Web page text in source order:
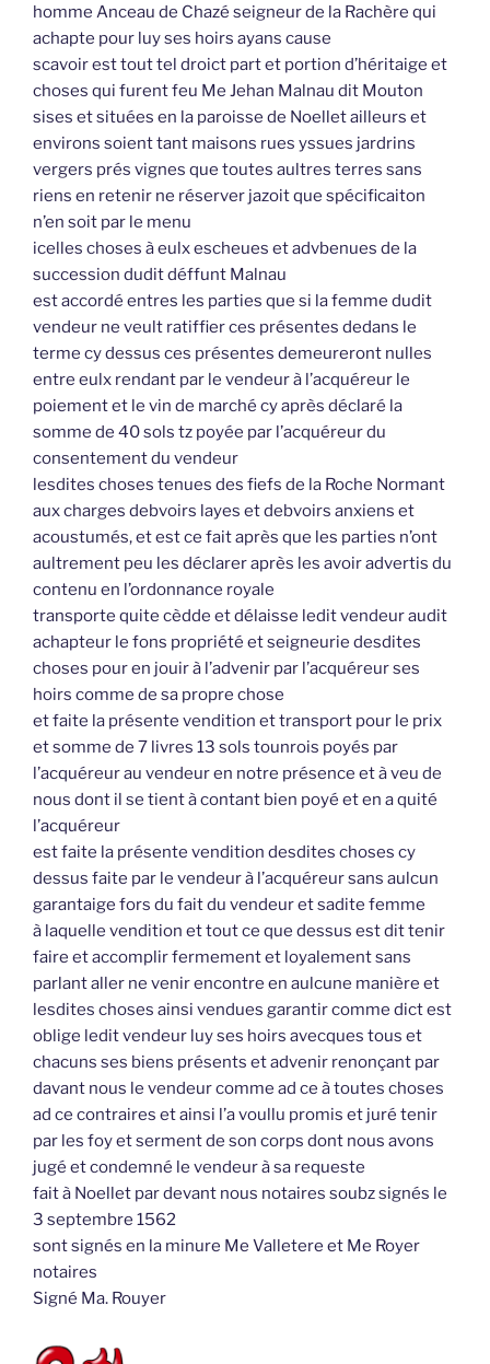
homme Anceau de Chazé seigneur de la Rachère qui
achapte pour luy ses hoirs ayans cause
scavoir est tout tel droict part et portion d’héritaige et
choses qui furent feu Me Jehan Malnau dit Mouton
sises et situées en la paroisse de Noellet ailleurs et
environs soient tant maisons rues yssues jardrins
vergers prés vignes que toutes aultres terres sans
riens en retenir ne réserver jazoit que spécificaiton
n’en soit par le menu
icelles choses à eulx escheues et advbenues de la
succession dudit déffunt Malnau
est accordé entres les parties que si la femme dudit
vendeur ne veult ratiffier ces présentes dedans le
terme cy dessus ces présentes demeureront nulles
entre eulx rendant par le vendeur à l’acquéreur le
poiement et le vin de marché cy après déclaré la
somme de 40 sols tz poyée par l’acquéreur du
consentement du vendeur
lesdites choses tenues des fiefs de la Roche Normant
aux charges debvoirs layes et debvoirs anxiens et
acoustumés, et est ce fait après que les parties n’ont
aultrement peu les déclarer après les avoir advertis du
contenu en l’ordonnance royale
transporte quite cèdde et délaisse ledit vendeur audit
achapteur le fons propriété et seigneurie desdites
choses pour en jouir à l’advenir par l’acquéreur ses
hoirs comme de sa propre chose
et faite la présente vendition et transport pour le prix
et somme de 7 livres 13 sols tounrois poyés par
l’acquéreur au vendeur en notre présence et à veu de
nous dont il se tient à contant bien poyé et en a quité
l’acquéreur
est faite la présente vendition desdites choses cy
dessus faite par le vendeur à l’acquéreur sans aulcun
garantaige fors du fait du vendeur et sadite femme
à laquelle vendition et tout ce que dessus est dit tenir
faire et accomplir fermement et loyalement sans
parlant aller ne venir encontre en aulcune manière et
lesdites choses ainsi vendues garantir comme dict est
oblige ledit vendeur luy ses hoirs avecques tous et
chacuns ses biens présents et advenir renonçant par
davant nous le vendeur comme ad ce à toutes choses
ad ce contraires et ainsi l’a voullu promis et juré tenir
par les foy et serment de son corps dont nous avons
jugé et condemné le vendeur à sa requeste
fait à Noellet par devant nous notaires soubz signés le
3 septembre 1562
sont signés en la minure Me Valletere et Me Royer
notaires
Signé Ma. Rouyer